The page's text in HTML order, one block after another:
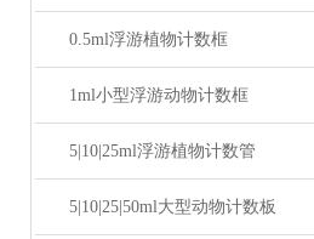
0.5ml浮游植物计数框
1ml小型浮游动物计数框
5|10|25ml浮游植物计数管
5|10|25|50ml大型动物计数板